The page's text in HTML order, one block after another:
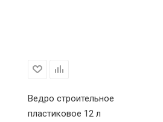
Ведро строительное
пластиковое 12 л